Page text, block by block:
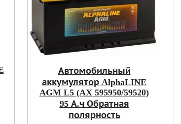
Автомобильный
аккумулятор AlphaLINE
AGM L5 (AX 595950/59520)
95 А.ч Обратная
полярность